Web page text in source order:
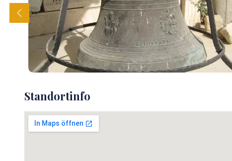
Standortinfo